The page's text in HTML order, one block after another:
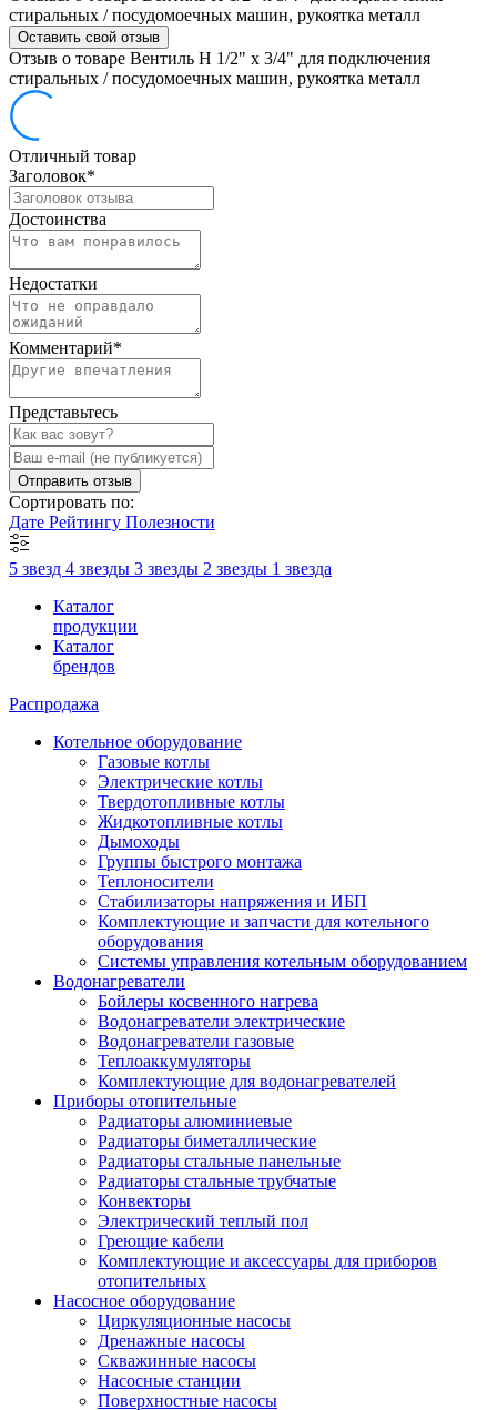
стиральных / посудомоечных машин, рукоятка металл
Оставить свой отзыв
Отзыв о товаре Вентиль Н 1/2" х 3/4" для подключения
стиральных / посудомоечных машин, рукоятка металл
Отличный товар
Заголовок*
Достоинства
Недостатки
Комментарий*
Представьтесь
Отправить отзыв
Сортировать по:
Дате Рейтингу Полезности
5 звезд 4 звезды 3 звезды 2 звезды 1 звезда
Каталог
продукции
Каталог
брендов
Распродажа
Котельное оборудование
Газовые котлы
Электрические котлы
Твердотопливные котлы
Жидкотопливные котлы
Дымоходы
Группы быстрого монтажа
Теплоносители
Стабилизаторы напряжения и ИБП
Комплектующие и запчасти для котельного
оборудования
Системы управления котельным оборудованием
Водонагреватели
Бойлеры косвенного нагрева
Водонагреватели электрические
Водонагреватели газовые
Теплоаккумуляторы
Комплектующие для водонагревателей
Приборы отопительные
Радиаторы алюминиевые
Радиаторы биметаллические
Радиаторы стальные панельные
Радиаторы стальные трубчатые
Конвекторы
Электрический теплый пол
Греющие кабели
Комплектующие и аксессуары для приборов
отопительных
Насосное оборудование
Циркуляционные насосы
Дренажные насосы
Скважинные насосы
Насосные станции
Поверхностные насосы